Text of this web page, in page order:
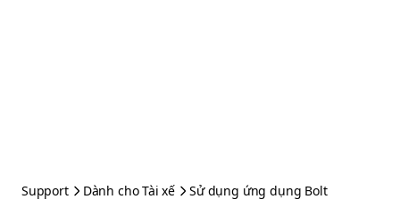
Support Dành cho Tài xế Sử dụng ứng dụng Bolt